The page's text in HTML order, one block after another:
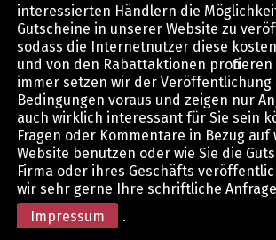
interessierten Händlern die
Gutscheine in unserer Website zu
sodass die Internetnutzer diese
und von den Rabattaktionen profitieren
immer setzen wir der
Bedingungen voraus und zeigen nur
auch wirklich interessant für Sie sein
Fragen oder Kommentare in Bezug auf
Website benutzen oder wie Sie die
Firma oder ihres Geschäfts
wir sehr gerne Ihre schriftliche
Impressum
.